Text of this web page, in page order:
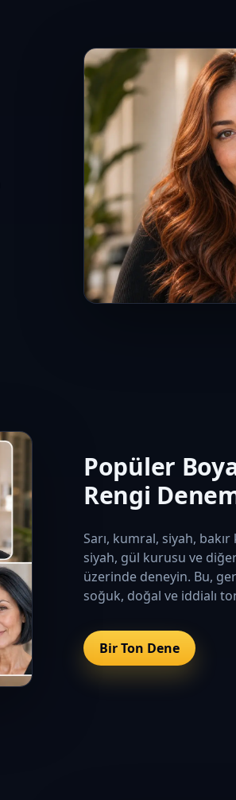
Popüler
Rengi
Sarı, kumral, siyah,
siyah, gül kurusu ve
üzerinde deneyin. Bu,
soğuk, doğal ve iddialı
Bir Ton Dene